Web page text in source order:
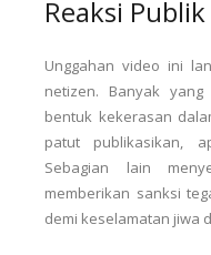
Reaksi
Unggahan video ini
netizen. Banyak
bentuk kekerasan
patut publikasikan,
Sebagian lain
memberikan sanksi
demi keselamatan jiwa